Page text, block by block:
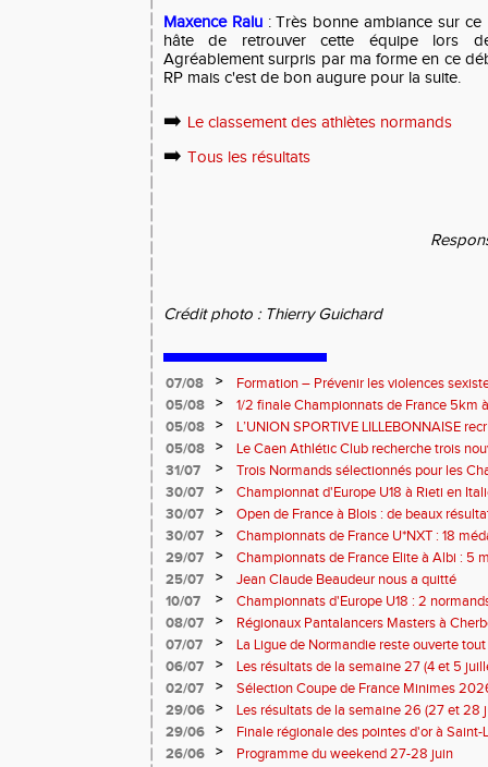
Maxence Ralu: Très bonne ambiance sur ce
hâte de retrouver cette équipe lors
Agréablement surpris par ma forme en ce
RP mais c'est de bon augure pour la suite.
➡️ Le classement des athlètes normands
➡️ Tous les résultats
Crédit photo : Thierry Guichard
07/08 >
Formation – Prévenir les violences
: le 26 septembre 2026
05/08 >
1/2 finale Championnats de France 5km
13 septembre 2026 : les informations
05/08 >
L’UNION SPORTIVE LILLEBONNAISE
rentrée 2026
05/08 >
Le Caen Athlétic Club recherche trois
civique à compter de septembre 2026
31/07 >
Trois Normands sélectionnés pour les
Eugene !
30/07 >
Championnat d'Europe U18 à Rieti en
normands
30/07 >
Open de France à Blois : de beaux
30/07
>
Championnats de France U*NXT : 18
29/07
>
Championnats de France Elite à Albi : 5
titres !
25/07 >
Jean Claude Beaudeur nous a quitté
10/07
>
Championnats d'Europe U18 : 2
08/07
>
Régionaux Pantalancers Masters à
07/07
>
La Ligue de Normandie reste ouverte tout
06/07
>
Les résultats de la semaine 27 (4 et 5
02/07
>
Sélection Coupe de France Minimes
29/06
>
Les résultats de la semaine 26 (27 et 28
29/06
>
Finale régionale des pointes d'or à
informations
26/06 >
Programme du weekend 27-28 juin